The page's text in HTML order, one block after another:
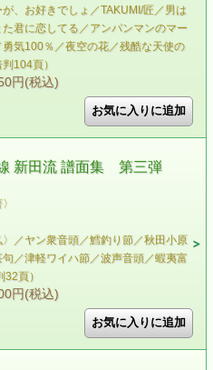
が、お好きでしょ／TAKUMI/匠／男は
君に恋してる／アンパンマンのマー
気100％／夜空の花／残酷な天使の
104頁）
円(税込)
新田流 譜面集 第三弾
／ヤン衆音頭／鱈釣り節／秋田小原
／津軽ワイハ節／波声音頭／蝦夷富
頁）
円(税込)